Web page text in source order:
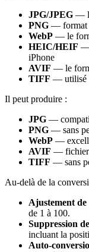
JPG/JPEG —
PNG — format
WebP — le
HEIC/HEIF —
iPhone
AVIF — le
TIFF — utilisé
Il peut produire :
JPG —
PNG — sans
WebP —
AVIF —
TIFF — sans
Au-delà de la
Ajustement
de 1 à 100.
Suppression
incluant la
Auto-